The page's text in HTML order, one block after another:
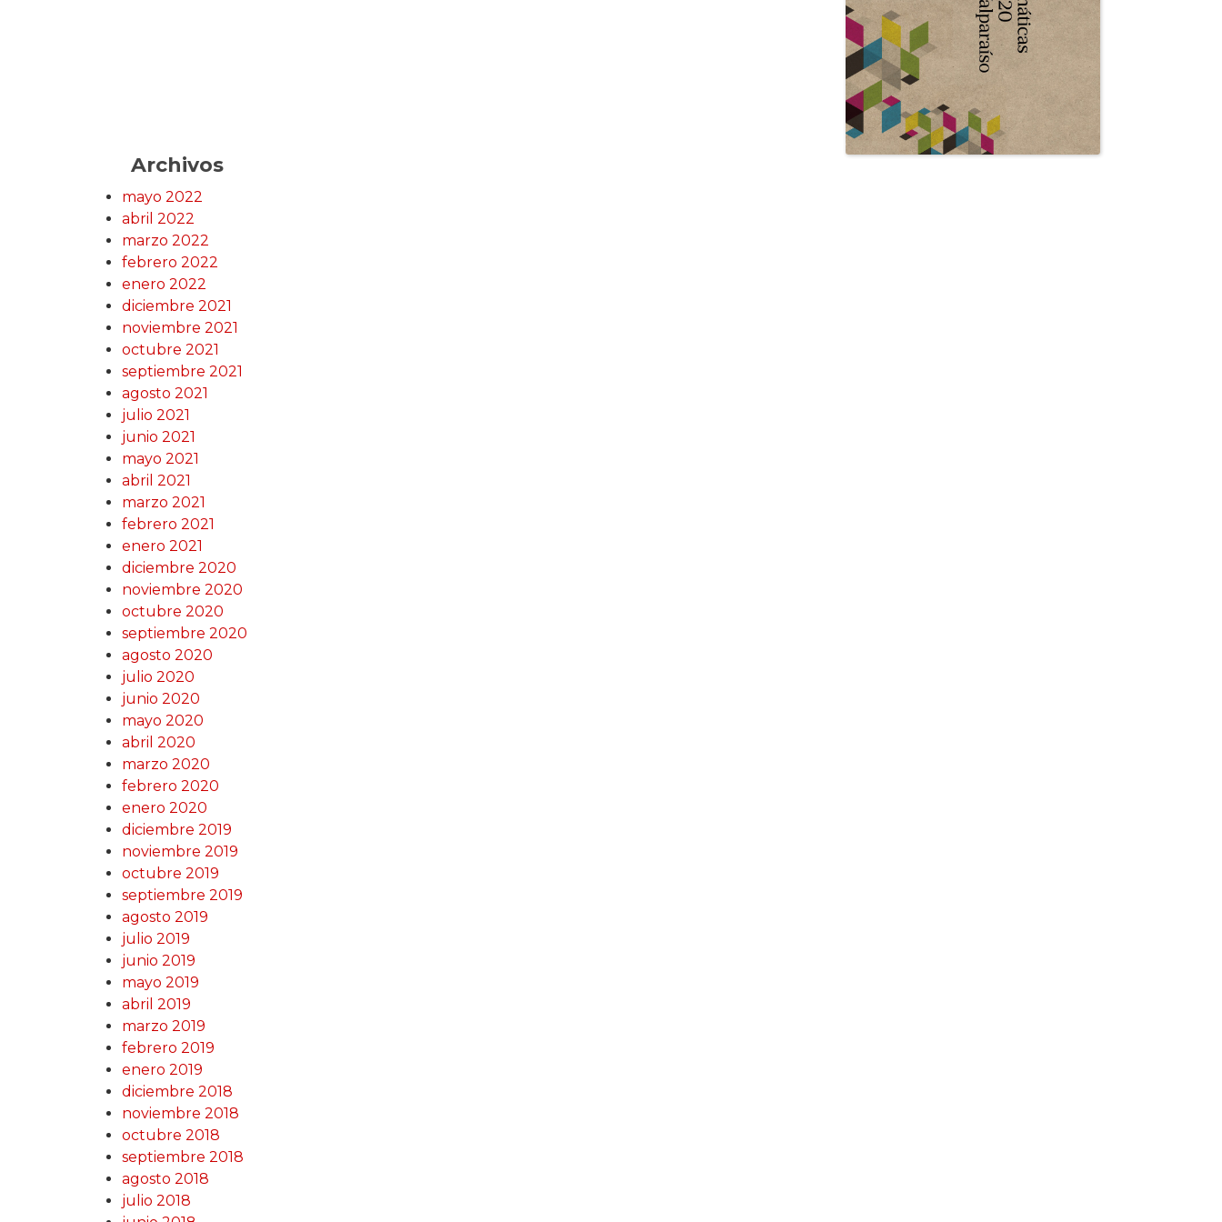
Archivos
mayo 2022
abril 2022
marzo 2022
febrero 2022
enero 2022
diciembre 2021
noviembre 2021
octubre 2021
septiembre 2021
agosto 2021
julio 2021
junio 2021
mayo 2021
abril 2021
marzo 2021
febrero 2021
enero 2021
diciembre 2020
noviembre 2020
octubre 2020
septiembre 2020
agosto 2020
julio 2020
junio 2020
mayo 2020
abril 2020
marzo 2020
febrero 2020
enero 2020
diciembre 2019
noviembre 2019
octubre 2019
septiembre 2019
agosto 2019
julio 2019
junio 2019
mayo 2019
abril 2019
marzo 2019
febrero 2019
enero 2019
diciembre 2018
noviembre 2018
octubre 2018
septiembre 2018
agosto 2018
julio 2018